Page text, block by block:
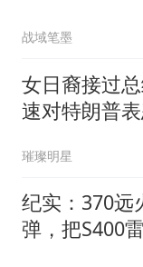
战域笔墨
女日裔接过
速对特朗普
璀璨明星
纪实：370远
弹，把S400